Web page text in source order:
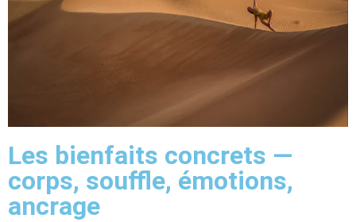
Les bienfaits concrets —
corps, souffle, émotions,
ancrage